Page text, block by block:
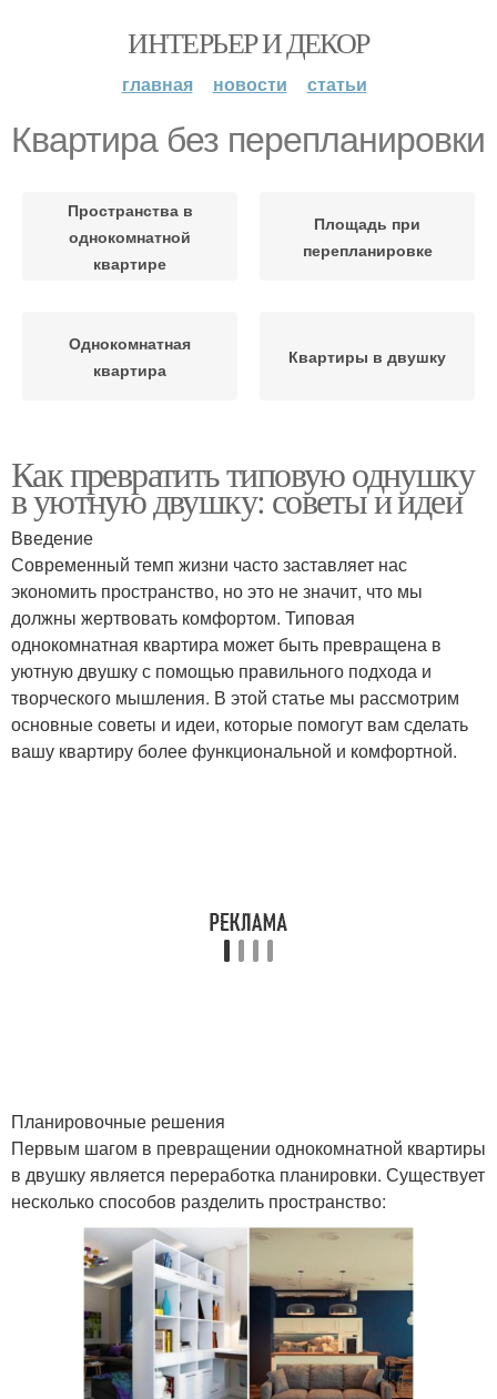
ИНТЕРЬЕР И ДЕКОР
главная новости статьи
Квартира без перепланировки
Пространства в
однокомнатной
квартире
Площадь при
перепланировке
Однокомнатная
квартира
Квартиры в двушку
Как превратить типовую однушку
в уютную двушку: советы и идеи
Введение
Современный темп жизни часто заставляет нас
экономить пространство, но это не значит, что мы
должны жертвовать комфортом. Типовая
однокомнатная квартира может быть превращена в
уютную двушку с помощью правильного подхода и
творческого мышления. В этой статье мы рассмотрим
основные советы и идеи, которые помогут вам сделать
вашу квартиру более функциональной и комфортной.
Планировочные решения
Первым шагом в превращении однокомнатной квартиры
в двушку является переработка планировки. Существует
несколько способов разделить пространство: